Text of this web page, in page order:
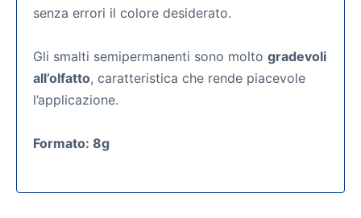
senza errori il colore desiderato.
Gli smalti semipermanenti sono molto gradevoli
all’olfatto, caratteristica che rende piacevole
l’applicazione.
Formato: 8g